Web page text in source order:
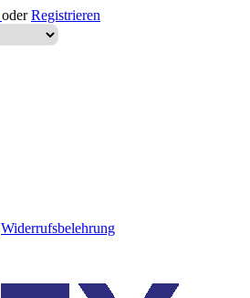
oder Registrieren
Widerrufsbelehrung